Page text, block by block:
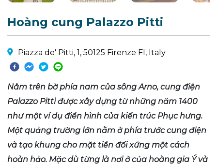
Hoàng cung Palazzo Pitti
Piazza de' Pitti, 1, 50125 Firenze FI, Italy
Nằm trên bờ phía nam của sông Arno, cung điện
Palazzo Pitti được xây dựng từ những năm 1400
như một ví dụ điển hình của kiến trúc Phục hưng.
Một quảng trường lớn nằm ở phía trước cung điện
và tạo khung cho mặt tiền đối xứng một cách
hoàn hảo. Mặc dù từng là nơi ở của hoàng gia Ý và